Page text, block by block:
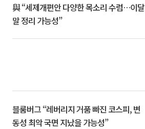
與 “세제개편안 다양한 목소리 수렴…이달
말 정리 가능성”
블룸버그 “레버리지 거품 빠진 코스피, 변
동성 최악 국면 지났을 가능성”